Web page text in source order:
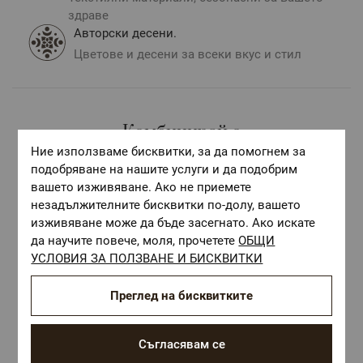
здраве
Авторски десени.
Цветове и десени за всеки вкус и стил
Комбинирай с
Ние използваме бисквитки, за да помогнем за
подобряване на нашите услуги и да подобрим
вашето изживяване. Ако не приемете
незадължителните бисквитки по-долу, вашето
изживяване може да бъде засегнато. Ако искате
да научите повече, моля, прочететеОБЩИ
УСЛОВИЯ ЗА ПОЛЗВАНЕ И БИСКВИТКИ
Съгласявам се
Преглед на бисквитките